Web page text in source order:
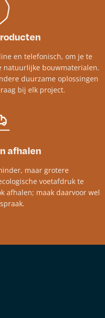
en telefonisch, om je te
natuurlijke bouwmaterialen.
duurzame oplossingen
bij elk project.​
afhalen
maar grotere
voetafdruk te
afhalen; maak daarvoor wel